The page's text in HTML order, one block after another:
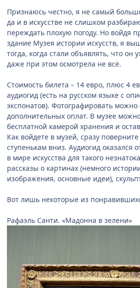
Признаюсь честно, я не самый
да и в искусстве не слишком
переждать плохую погоду. Но войдя
здание Музея истории искусств, я
тогда, когда стали объявлять, что он
даже при этом осмотрела не всё.
Стоимость билета – 14 евро, плюс 4
аудиогид (есть на русском языке с
экспонатов). Фотографировать можно
дополнительных оплат. В музее
бесплатной камерой хранения и
Как войдете в музей, сразу
ступенькам вниз. Аудиогид оказался
в мире искусства для такого
рассказы о картинах (немного
изображения, основные идеи),
Вот лишь некоторые из
Рафаэль Санти. «Мадонна в зелени»